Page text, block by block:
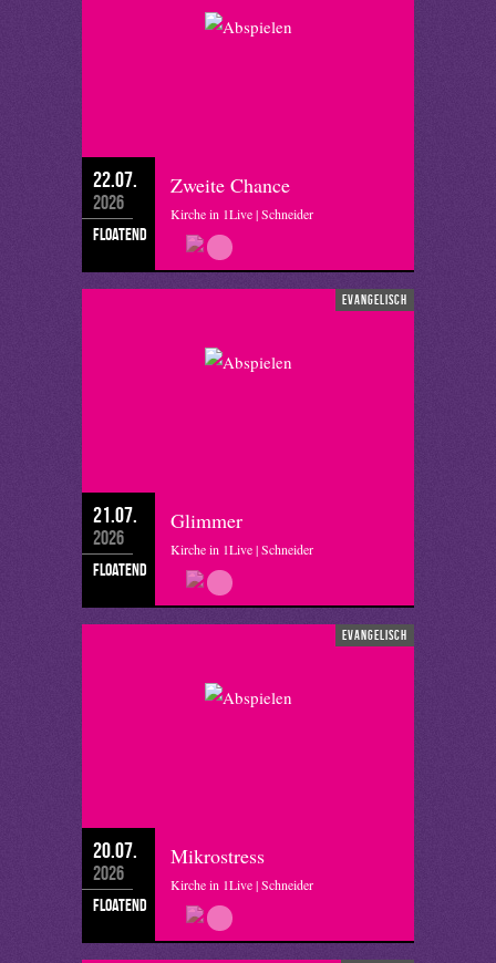
22.07.
2026
floatend
Zweite Chance
Kirche in 1Live | Schneider
evangelisch
21.07.
2026
floatend
Glimmer
Kirche in 1Live | Schneider
evangelisch
20.07.
2026
floatend
Mikrostress
Kirche in 1Live | Schneider